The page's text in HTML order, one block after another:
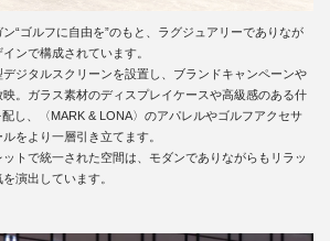
“ゴルフに自由を”のもと、ラグジュアリーでありなが
ンで構成されています。
ジタルスクリーンを設置し、ブランドキャンペーンや
。ガラス素材のディスプレイケースや高級感のある什
し、〈MARK & LONA〉のアパレルやゴルフアクセサ
をより一層引き立てます。
トで統一された空間は、モダンでありながらもリラッ
演出しています。